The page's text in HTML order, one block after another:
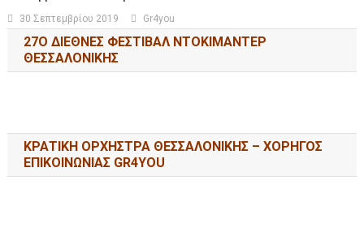
30 Σεπτεμβρίου 2019 Gr4you
27Ο ΔΙΕΘΝΕΣ ΦΕΣΤΙΒΑΛ ΝΤΟΚΙΜΑΝΤΕΡ
ΘΕΣΣΑΛΟΝΙΚΗΣ
ΚΡΑΤΙΚΗ ΟΡΧΗΣΤΡΑ ΘΕΣΣΑΛΟΝΙΚΗΣ – ΧΟΡΗΓΟΣ
ΕΠΙΚΟΙΝΩΝΙΑΣ GR4YOU